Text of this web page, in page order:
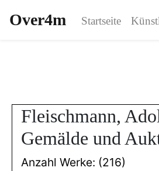
Over4m Startseite
Fleischmann,
Gemälde und
Anzahl Werke: (216)